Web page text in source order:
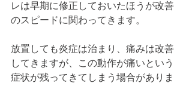
レは早期に修正しておいたほうが改善
のスピードに関わってきます。
放置しても炎症は治まり、痛みは改善
してきますが、この動作が痛いという
症状が残ってきてしまう場合がありま